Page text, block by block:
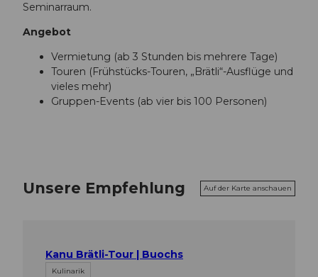
Seminarraum.
Angebot
Vermietung (ab 3 Stunden bis mehrere Tage)
Touren (Frühstücks-Touren, „Brätli“-Ausflüge und
vieles mehr)
Gruppen-Events (ab vier bis 100 Personen)
Unsere Empfehlung Auf der Karte anschauen
Kanu Brätli-Tour | Buochs
Kulinarik